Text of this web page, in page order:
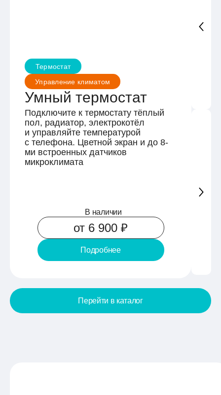
Термостат
Управление климатом
Умный термостат
Подключите к термостату тёплый
пол, радиатор, электрокотёл
и управляйте температурой
с телефона. Цветной экран и до 8-
ми встроенных датчиков
микроклимата
В наличии
от 6 900 ₽
Подробнее
Перейти в каталог